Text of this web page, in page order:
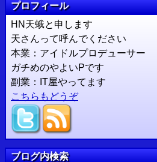
プロフィール
HN天蛾と申します
天さんって呼んでください
本業：アイドルプロデューサー
ガチめのやよいPです
副業：IT屋やってます
こちらもどうぞ
ブログ内検索